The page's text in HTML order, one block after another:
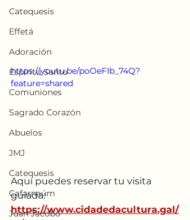
Catequesis
Effetá
Adoración
Espíritu Santo
Comuniones
Sagrado Corazón
Abuelos
JMJ
Catequesis
Cafarnaúm
Juan Jacobo
https://youtu.be/poOeFIb_74Q?
feature=shared
Aquí puedes reservar tu visita
guiada:
https://www.cidadedacultura.gal/